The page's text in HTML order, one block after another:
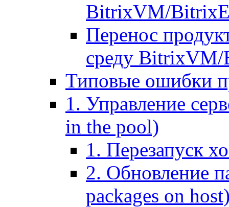
BitrixVM/
Перенос
среду
Типовые ошибки
1. Управление
in the pool)
1. Перезапуск
2. Обновление
packages on